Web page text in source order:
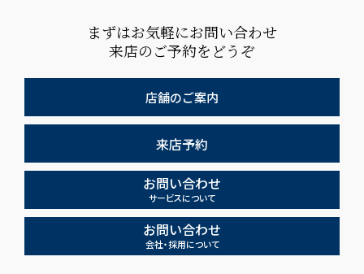
まずはお気軽にお問い合わせ
来店のご予約をどうぞ
店舗のご案内
来店予約
お問い合わせ
サービスについて
お問い合わせ
会社・採用について